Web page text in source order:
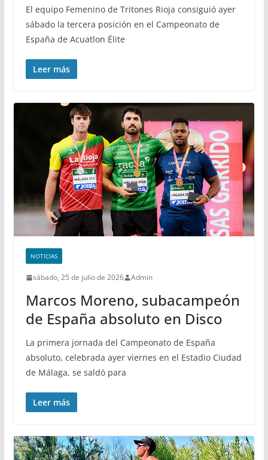
El equipo Femenino de Tritones Rioja consiguió ayer
sábado la tercera posición en el Campeonato de
España de Acuatlon Élite
Leer más
NOTICIAS
sábado, 25 de julio de 2026 Admin
Marcos Moreno, subacampeón
de España absoluto en Disco
La primera jornada del Campeonato de España
absoluto, celebrada ayer viernes en el Estadio Ciudad
de Málaga, se saldó para
Leer más